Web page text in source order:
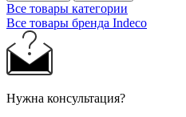
Все товары категории
Все товары бренда Indeco
Нужна консультация?